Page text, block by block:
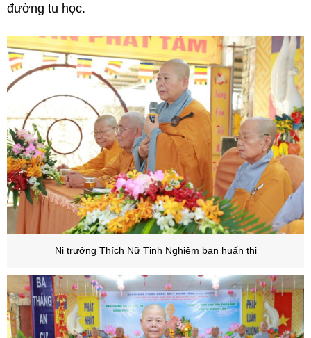
đường tu học.
Ni trưởng Thích Nữ Tịnh Nghiêm ban huấn thị